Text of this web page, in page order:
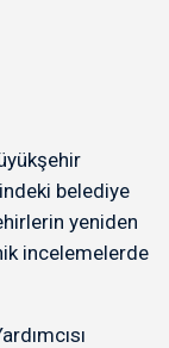
belediye
yeniden
incelemelerde